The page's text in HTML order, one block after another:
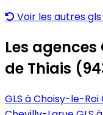
Voir les autres
Les agences
de Thiais
GLS à Choisy-le-Roi